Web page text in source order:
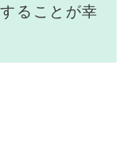
ることが幸